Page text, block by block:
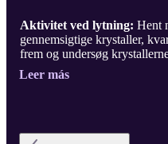
Aktivitet ved lytning: Hent
gennemsigtige krystaller,
frem og undersøg
Leer más